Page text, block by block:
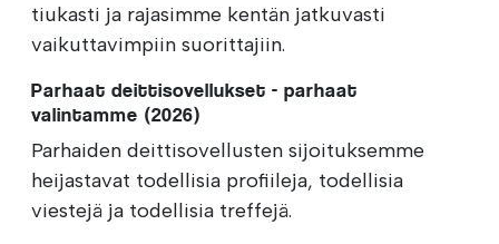
tiukasti ja rajasimme kentän jatkuvasti
vaikuttavimpiin suorittajiin.
Parhaat deittisovellukset - parhaat
valintamme (2026)
Parhaiden deittisovellusten sijoituksemme
heijastavat todellisia profiileja, todellisia
viestejä ja todellisia treffejä.